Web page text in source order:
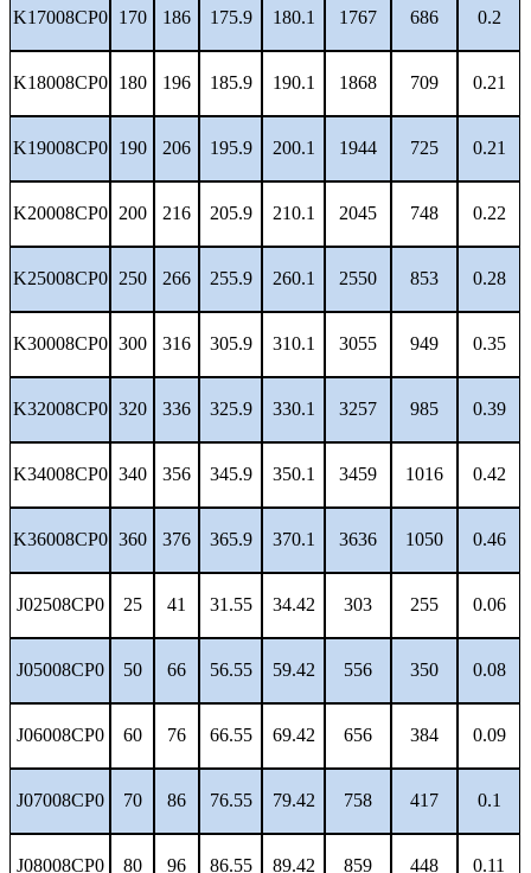
K17008CP0 170 186 175.9 180.1 1767 686 0.2
K18008CP0 180 196 185.9 190.1 1868 709 0.21
K19008CP0 190 206 195.9 200.1 1944 725 0.21
K20008CP0 200 216 205.9 210.1 2045 748 0.22
K25008CP0 250 266 255.9 260.1 2550 853 0.28
K30008CP0 300 316 305.9 310.1 3055 949 0.35
K32008CP0 320 336 325.9 330.1 3257 985 0.39
K34008CP0 340 356 345.9 350.1 3459 1016 0.42
K36008CP0 360 376 365.9 370.1 3636 1050 0.46
J02508CP0 25 41 31.55 34.42 303 255 0.06
J05008CP0 50 66 56.55 59.42 556 350 0.08
J06008CP0 60 76 66.55 69.42 656 384 0.09
J07008CP0 70 86 76.55 79.42 758 417 0.1
J08008CP0 80 96 86.55 89.42 859 448 0.11